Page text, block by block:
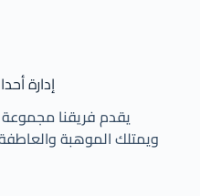
إدارة
يقدم فريقنا مجموعة
ويمتلك الموهبة